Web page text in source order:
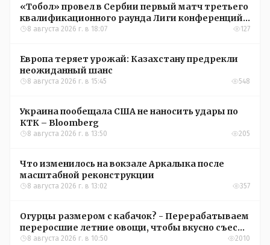
«Тобол» провел в Сербии первый матч третьего
квалификационного раунда Лиги конференций
УЕФА
8 августа 2026 г. в 18:07 127
Европа теряет урожай: Казахстану предрекли
неожиданный шанс
8 августа 2026 г. в 15:45 548
Украина пообещала США не наносить удары по
КТК – Bloomberg
8 августа 2026 г. в 13:50 205
Что изменилось на вокзале Аркалыка после
масштабной реконструкции
8 августа 2026 г. в 13:02 357
Огурцы размером с кабачок? - Перерабатываем
переросшие летние овощи, чтобы вкусно съесть
зимой
8 августа 2026 г. в 10:50 2010